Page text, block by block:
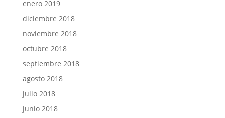
enero 2019
diciembre 2018
noviembre 2018
octubre 2018
septiembre 2018
agosto 2018
julio 2018
junio 2018